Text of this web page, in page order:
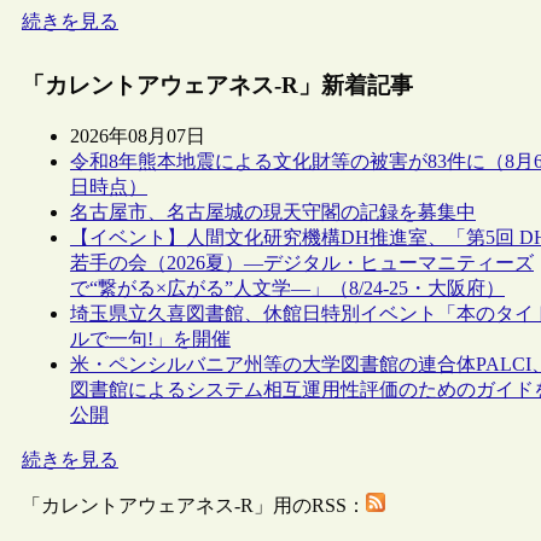
続きを見る
「カレントアウェアネス-R」新着記事
2026年08月07日
令和8年熊本地震による文化財等の被害が83件に（8月
日時点）
名古屋市、名古屋城の現天守閣の記録を募集中
【イベント】人間文化研究機構DH推進室、「第5回
若手の会（2026夏）―デジタル・ヒューマニティーズ
で“繋がる×広がる”人文学―」（8/24-25・大阪府）
埼玉県立久喜図書館、休館日特別イベント「本のタイ
ルで一句!」を開催
米・ペンシルバニア州等の大学図書館の連合体PALCI、
図書館によるシステム相互運用性評価のためのガイド
公開
続きを見る
「カレントアウェアネス-R」用のRSS：